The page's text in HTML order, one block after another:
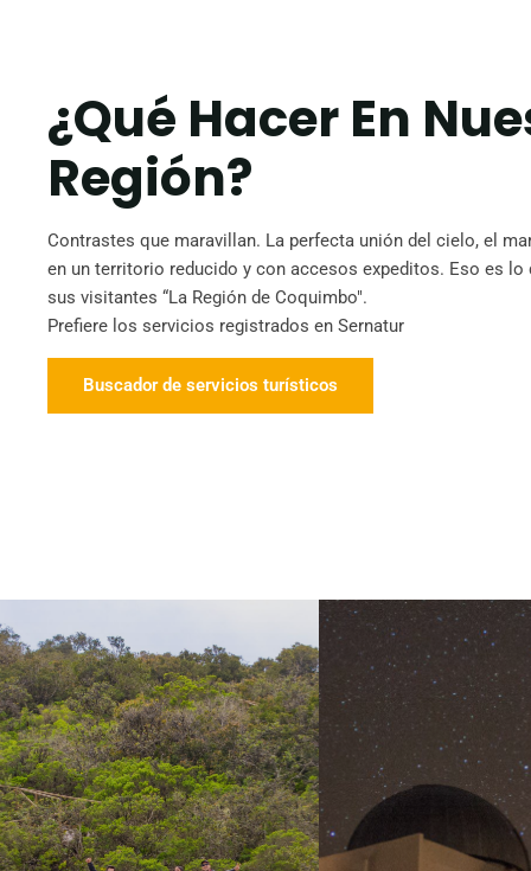
¿Qué Hacer En
Región?
Contrastes que maravillan. La perfecta unión del cielo, el
en un territorio reducido y con accesos expeditos. Eso es lo
sus visitantes “La Región de Coquimbo".
Prefiere los servicios registrados en Sernatur
Buscador de servicios turísticos